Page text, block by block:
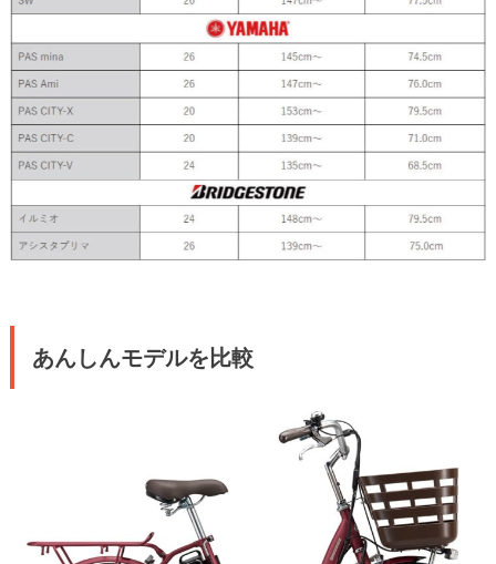
あんしんモデルを比較